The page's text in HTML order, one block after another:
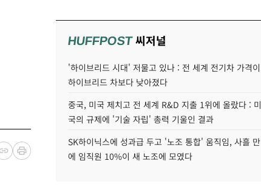
HUFFPOST씨저널
'하이브리드 시대' 저물고 있나 : 전 세계 전기차 가격이
하이브리드 차보다 낮아졌다
중국, 미국 제치고 전 세계 R&D 지출 1위에 올랐다 : 미
국의 규제에 '기술 자립' 총력 기울인 결과
SK하이닉스에 성과급 두고 '노조 통합' 움직임, 사흘 만
에 임직원 10%이 새 노조에 모였다